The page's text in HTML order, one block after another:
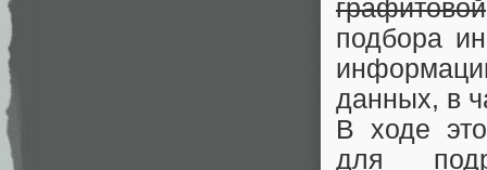
графитовой
подбора
данных, в
В ходе
для